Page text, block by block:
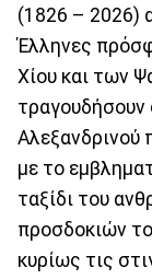
(1826 – 2026)
Έλληνες
Χίου και των
τραγουδήσουν
Αλεξανδρινού
με το
ταξίδι του
προσδοκιών
κυρίως τις